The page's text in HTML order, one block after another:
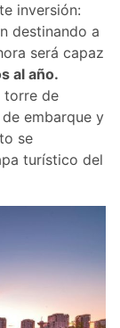
inversión:
destinando a
será capaz
al año.
torre de
embarque y
se
turístico del